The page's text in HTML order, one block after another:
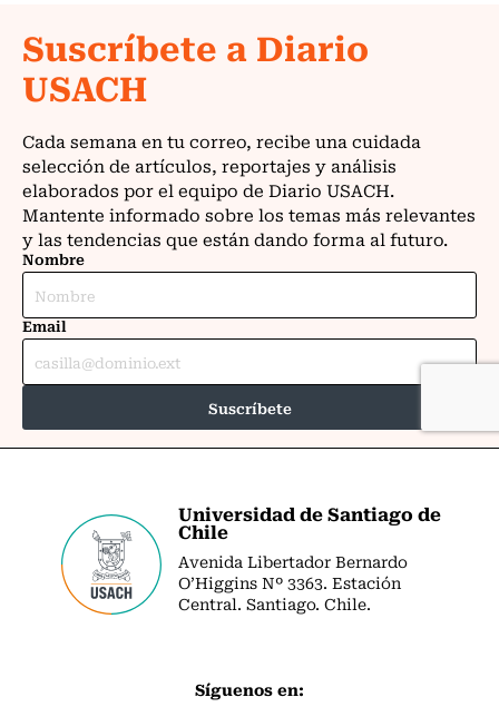
Universidad de Santiago de
Chile
Avenida Libertador Bernardo
O’Higgins Nº 3363. Estación
Central. Santiago. Chile.
Síguenos en: